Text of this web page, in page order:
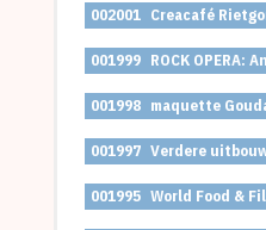
002001 Creacafé
001999 ROCK OPERA:
001998 maquette
001997 Verdere
001995 World Food &